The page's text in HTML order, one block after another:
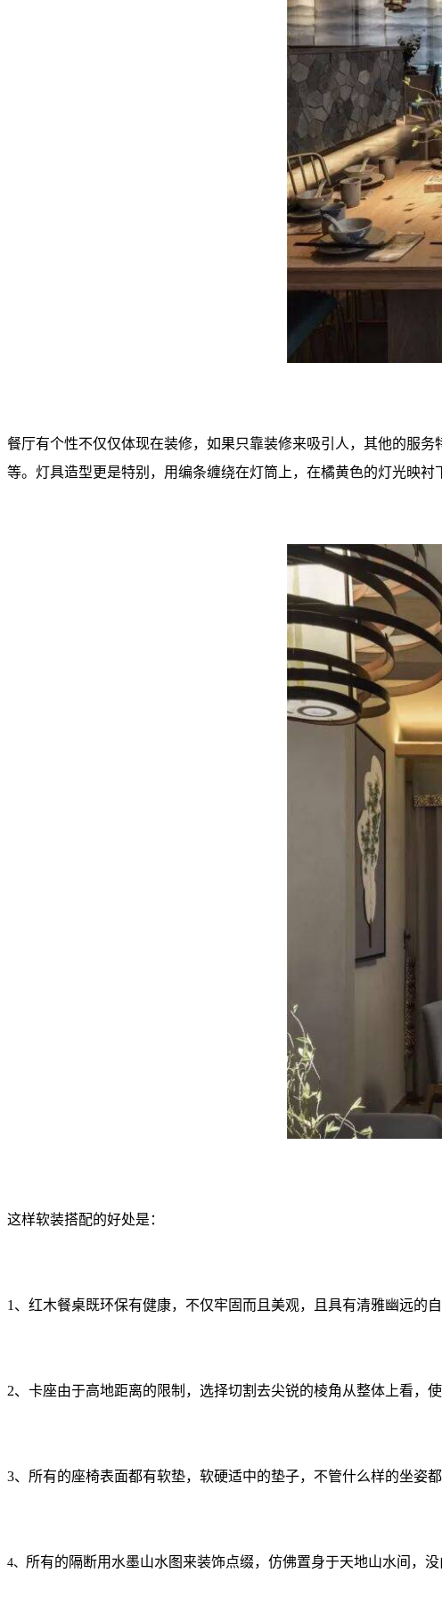
餐厅有个性不仅仅体现在装修，如果只靠装修来吸引人，其他的服
等。灯具造型更是特别，用编条缠绕在灯筒上，在橘黄色的灯光映
这样软装搭配的好处是：
1、红木餐桌既环保有健康，不仅牢固而且美观，且具有清雅幽远的自
2、卡座由于高地距离的限制，选择切割去尖锐的棱角从整体上看，
3、所有的座椅表面都有软垫，软硬适中的垫子，不管什么样的坐姿
4、 所有的隔断用水墨山水图来装饰点缀，仿佛置身于天地山水间，没